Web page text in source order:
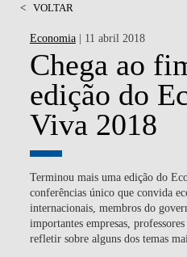
< VOLTAR
Economia| 11 abril 2018
Chega ao
edição do
Viva 2018
Terminou mais uma edição do
conferências único que convida
internacionais, membros do
importantes empresas,
refletir sobre alguns dos temas